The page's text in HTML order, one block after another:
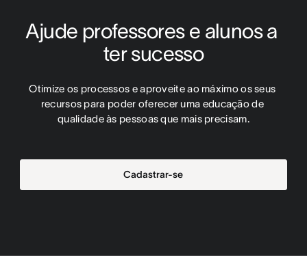
Ajude professores e alunos a
ter sucesso
Otimize os processos e aproveite ao máximo os seus
recursos para poder oferecer uma educação de
qualidade às pessoas que mais precisam.
Cadastrar-se